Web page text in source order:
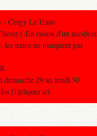
- Cergy Le Haut-
:En raison d'un accident
les trains ne marquent pas
dimanche 29 au lundi 30
[1]cliquer ici.